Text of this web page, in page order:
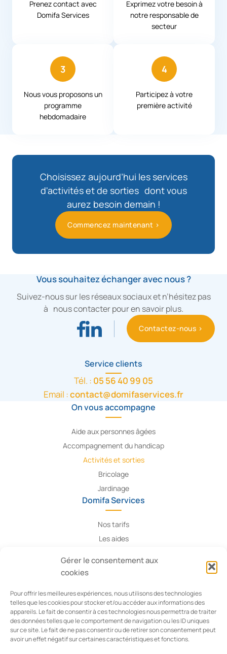
Gérer le consentement aux
cookies
Pour offrir les meilleures expériences, nous utilisons des technologies
telles que les cookies pour stocker et/ou accéder aux informations des
appareils. Le fait de consentir à ces technologies nous permettra de traiter
des données telles que le comportement de navigation ou les ID uniques
sur ce site. Le fait de ne pas consentir ou de retirer son consentement peut
avoir un effet négatif sur certaines caractéristiques et fonctions.
Prenez contact avec
Domifa Services
Exprimez votre besoin à
notre responsable de
secteur
3
Nous vous proposons un
programme
hebdomadaire
4
Participez à votre
première activité
Choisissez aujourd’hui les services
d'activités et de sorties dont vous
aurez besoin demain !
Commencez maintenant >
Vous souhaitez échanger avec nous ?
Suivez-nous sur les réseaux sociaux et n’hésitez pas
à nous contacter pour en savoir plus.
Contactez-nous >
Service clients
Tél. : 05 56 40 99 05
Email :contact@domifaservices.fr
On vous accompagne
Aide aux personnes âgées
Accompagnement du handicap
Activités et sorties
Bricolage
Jardinage
Domifa Services
Nos tarifs
Les aides
Informations Légales
Politique de confidentialité
Conditions générales de vente
Mentions légales
Gestion des cookies